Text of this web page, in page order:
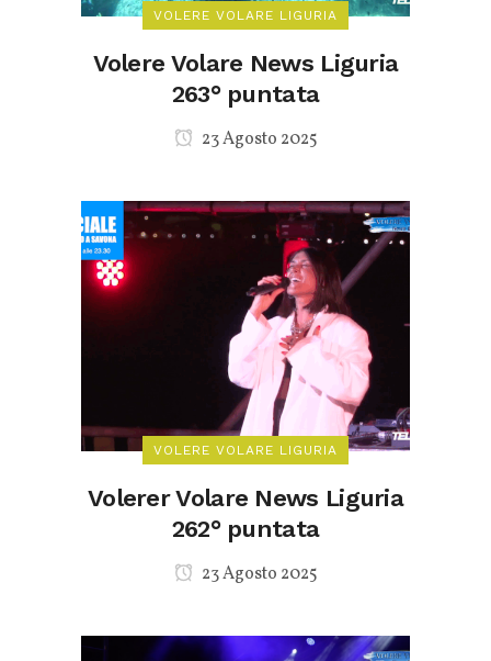
VOLERE VOLARE LIGURIA
Volere Volare News Liguria
263° puntata
23 Agosto 2025
VOLERE VOLARE LIGURIA
Volerer Volare News Liguria
262° puntata
23 Agosto 2025